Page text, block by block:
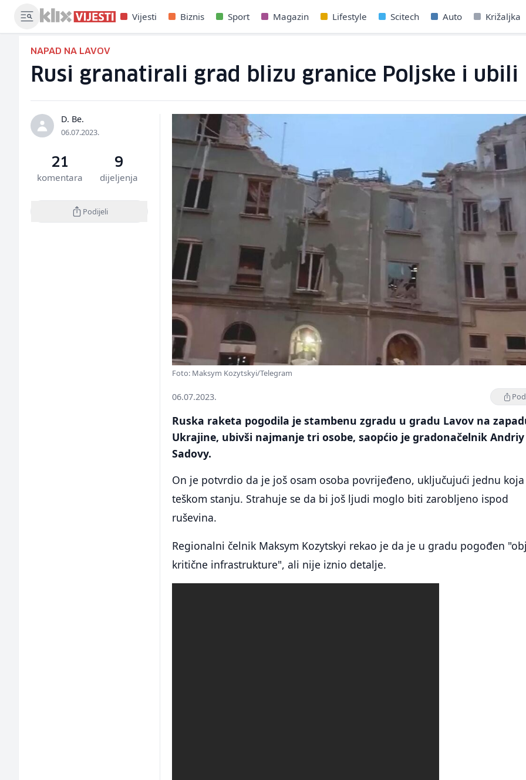
Vijesti Biznis Sport Magazin Lifestyle Scitech Auto Križaljka
NAPAD NA LAVOV
Rusi granatirali grad blizu granice Poljske i
D. Be.
06.07.2023.
21
komentara
9
dijeljenja
Podijeli
Foto: Maksym Kozytskyi/Telegram
06.07.2023.
Ruska raketa pogodila je stambenu zgradu u gradu Lavov na
Ukrajine, ubivši najmanje tri osobe, saopćio je gradonačelnik Andriy
Sadovy.
On je potvrdio da je još osam osoba povrijeđeno, uključujući jednu
teškom stanju. Strahuje se da bi još ljudi moglo biti zarobljeno ispod
ruševina.
Regionalni čelnik Maksym Kozytskyi rekao je da je u gradu pogođen
kritične infrastrukture", ali nije iznio detalje.